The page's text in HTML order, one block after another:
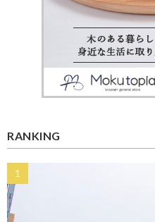
RANKING